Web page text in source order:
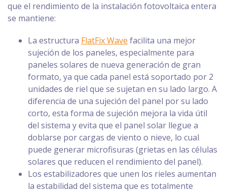
que el rendimiento de la instalación fotovoltaica entera
se mantiene:
La estructura FlatFix Wave facilita una mejor
sujeción de los paneles, especialmente para
paneles solares de nueva generación de gran
formato, ya que cada panel está soportado por 2
unidades de riel que se sujetan en su lado largo. A
diferencia de una sujeción del panel por su lado
corto, esta forma de sujeción mejora la vida útil
del sistema y evita que el panel solar llegue a
doblarse por cargas de viento o nieve, lo cual
puede generar microfisuras (grietas en las células
solares que reducen el rendimiento del panel).
Los estabilizadores que unen los rieles aumentan
la estabilidad del sistema que es totalmente